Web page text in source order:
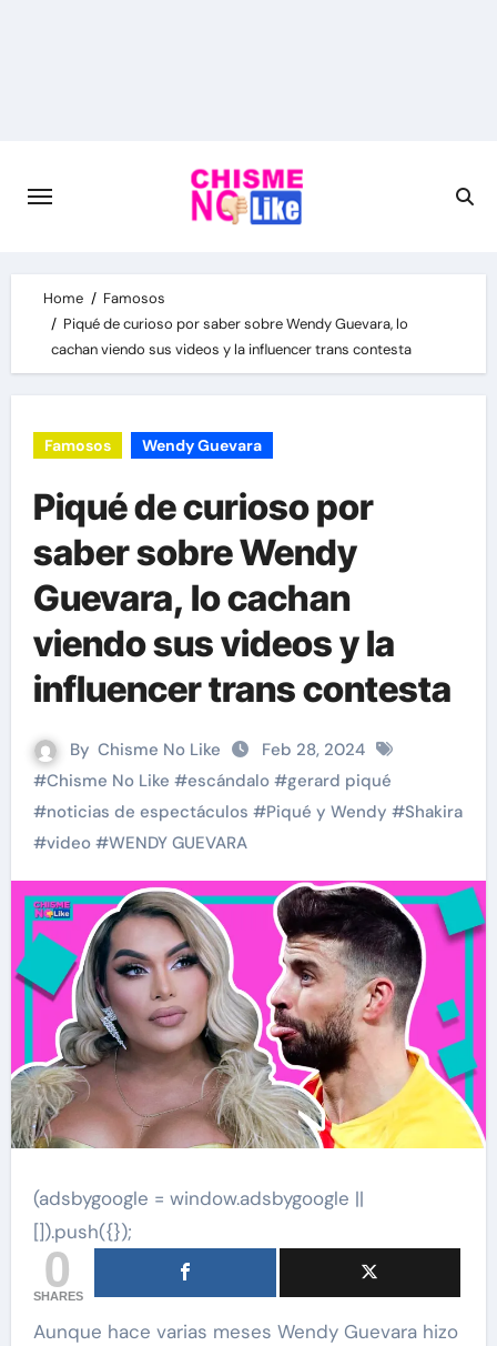
Home
Famosos
Piqué de curioso por saber sobre Wendy Guevara, lo
cachan viendo sus videos y la influencer trans contesta
Famosos Wendy Guevara
Piqué de curioso por
saber sobre Wendy
Guevara, lo cachan
viendo sus videos y la
influencer trans contesta
By Chisme No Like
Feb 28, 2024
#Chisme No Like #escándalo#gerard piqué
#noticias de espectáculos #Piqué y Wendy #Shakira
#video#WENDY GUEVARA
(adsbygoogle = window.adsbygoogle ||
[]).push({});
0
SHARES
Aunque hace varias meses Wendy Guevara hizo